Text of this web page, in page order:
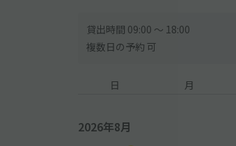
貸出時間 09:00 〜 18:00
複数日の予約 可
日 月
2026年8月